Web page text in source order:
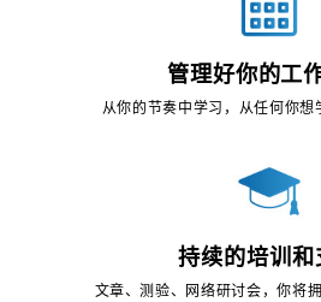
管理好你的工
从你的节奏中学习，从任何你想
持续的培训和
文章、测验、网络研讨会，你将